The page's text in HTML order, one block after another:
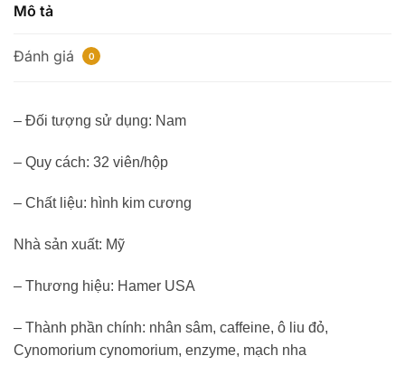
Mô tả
Đánh giá 0
– Đối tượng sử dụng: Nam
– Quy cách: 32 viên/hộp
– Chất liệu: hình kim cương
Nhà sản xuất: Mỹ
– Thương hiệu: Hamer USA
– Thành phần chính: nhân sâm, caffeine, ô liu đỏ,
Cynomorium cynomorium, enzyme, mạch nha